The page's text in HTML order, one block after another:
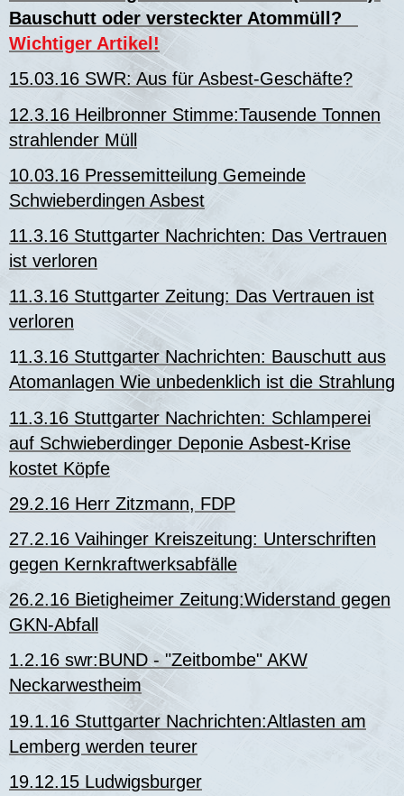
Bauschutt oder versteckter Atommüll?
Wichtiger Artikel!
15.03.16 SWR:Aus für Asbest-Geschäfte?
12.3.16 Heilbronner Stimme:Tausende Tonnen
strahlender Müll
10.03.16 Pressemitteilung Gemeinde
Schwieberdingen Asbest
11.3.16 Stuttgarter Nachrichten: Das Vertrauen
ist verloren
11.3.16 Stuttgarter Zeitung: Das Vertrauen ist
verloren
11.3.16 Stuttgarter Nachrichten: Bauschutt aus
Atomanlagen Wie unbedenklich ist die Strahlung
11.3.16 Stuttgarter Nachrichten: Schlamperei
auf Schwieberdinger Deponie Asbest-Krise
kostet Köpfe
29.2.16 Herr Zitzmann, FDP
27.2.16 Vaihinger Kreiszeitung: Unterschriften
gegen Kernkraftwerksabfälle
26.2.16 Bietigheimer Zeitung:Widerstand gegen
GKN-Abfall
1.2.16 swr:BUND - "Zeitbombe" AKW
Neckarwestheim
19.1.16 Stuttgarter Nachrichten:Altlasten am
Lemberg werden teurer
19.12.15 Ludwigsburger